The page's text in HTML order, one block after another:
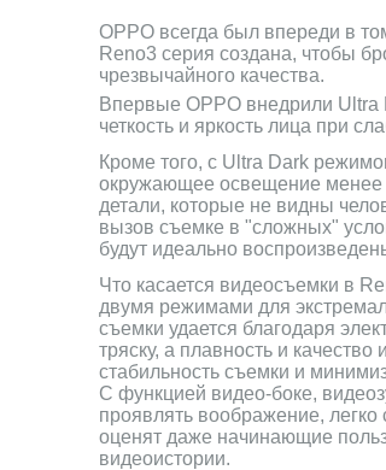
OPPO всегда был впереди в
Reno3 серия создана, чтобы
чрезвычайного качества.
Впервые OPPO внедрили
четкость и яркость лица при
Кроме того, с Ultra Dark
окружающее освещение менее
детали, которые не видны
вызов съемке в "сложных"
будут идеально
Что касается видеосъемки в
двумя режимами для
съемки удается благодаря
тряску, а плавность и
стабильность съемки и
С функцией видео-боке,
проявлять воображение,
оценят даже начинающие
видеоистории.